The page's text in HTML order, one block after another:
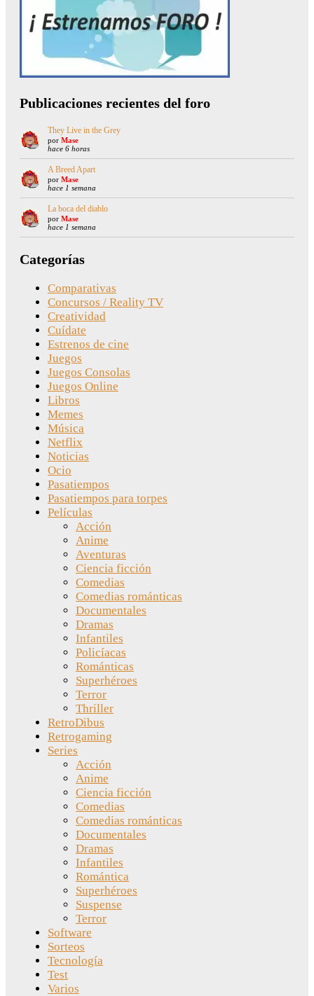
Publicaciones recientes del foro
They Live in the Grey
por Mase
hace 6 horas
A Breed Apart
por Mase
hace 1 semana
La boca del diablo
por Mase
hace 1 semana
Categorías
Comparativas
Concursos / Reality TV
Creatividad
Cuídate
Estrenos de cine
Juegos
Juegos Consolas
Juegos Online
Libros
Memes
Música
Netflix
Noticias
Ocio
Pasatiempos
Pasatiempos para torpes
Películas
Acción
Anime
Aventuras
Ciencia ficción
Comedias
Comedias románticas
Documentales
Dramas
Infantiles
Policíacas
Románticas
Superhéroes
Terror
Thriller
RetroDibus
Retrogaming
Series
Acción
Anime
Ciencia ficción
Comedias
Comedias románticas
Documentales
Dramas
Infantiles
Romántica
Superhéroes
Suspense
Terror
Software
Sorteos
Tecnología
Test
Varios